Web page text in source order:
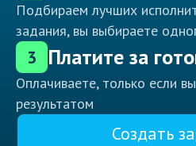
Подбираем лучших
задания, вы выбираете
3 Платите за
Оплачиваете, только если
результатом
Создать